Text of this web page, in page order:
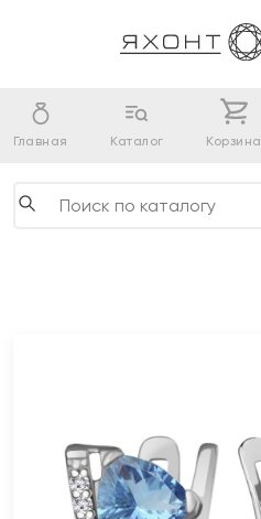
Главная Каталог Корзина